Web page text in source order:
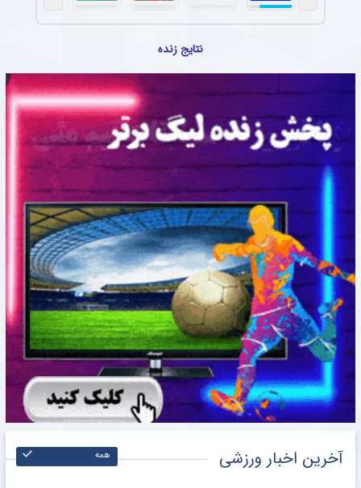
نتایج زنده
آخرین اخبار ورزشی همه